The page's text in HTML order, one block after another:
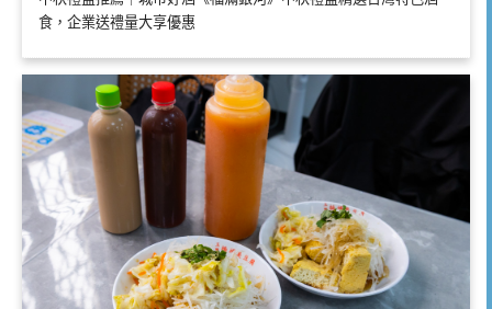
食，企業送禮量大享優惠